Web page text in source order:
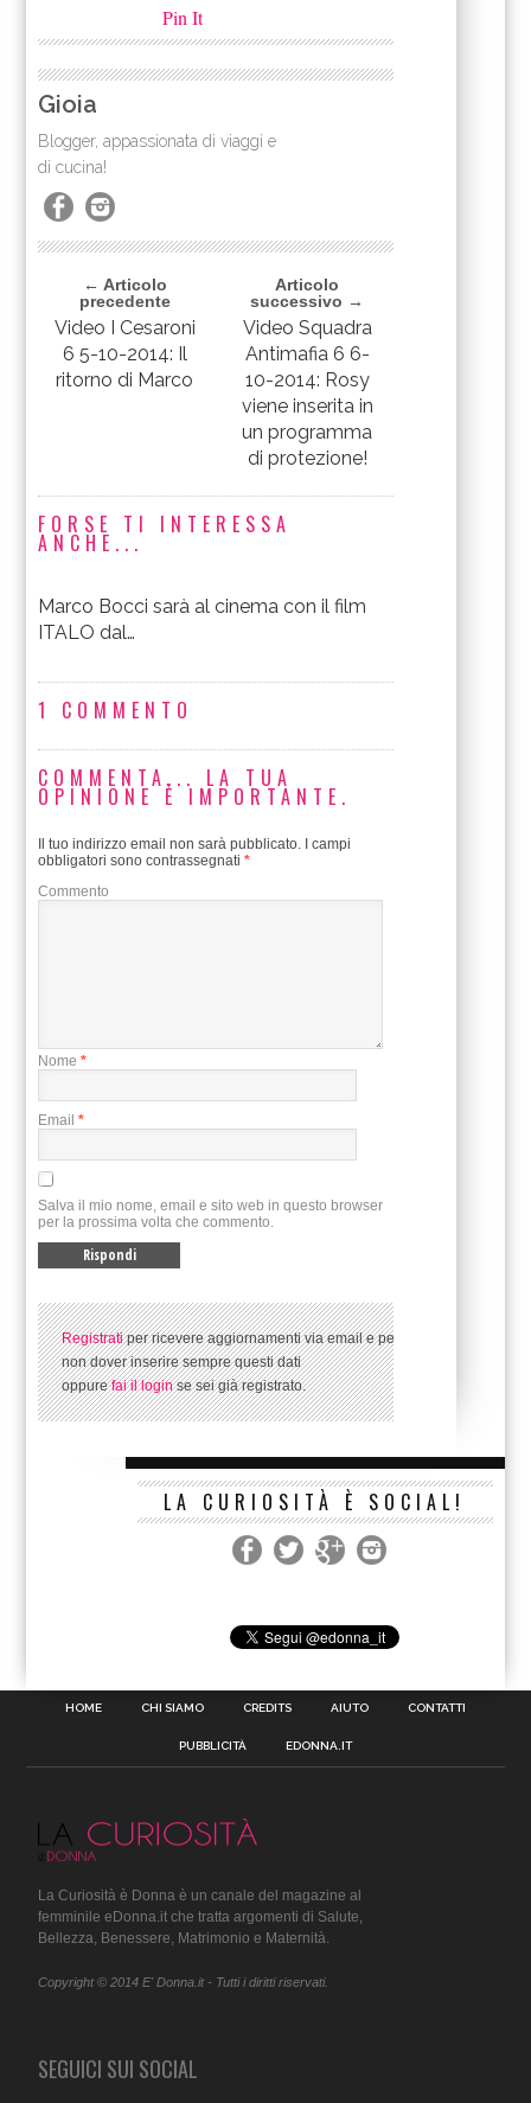
Pin It
Gioia
Blogger, appassionata di viaggi e
di cucina!
← Articolo
precedente
Video I Cesaroni
6 5-10-2014: Il
ritorno di Marco
Articolo
successivo →
Video Squadra
Antimafia 6 6-
10-2014: Rosy
viene inserita in
un programma
di protezione!
FORSE TI INTERESSA
ANCHE...
Marco Bocci sarà al cinema con il film
ITALO dal…
1 COMMENTO
COMMENTA... LA TUA
OPINIONE È IMPORTANTE.
Il tuo indirizzo email non sarà pubblicato. I campi
obbligatori sono contrassegnati*
Commento
Nome *
Email *
Salva il mio nome, email e sito web in questo browser
per la prossima volta che commento.
Registratiper ricevere aggiornamenti via email e per
non dover inserire sempre questi dati
oppurefai il loginse sei già registrato.
LA CURIOSITÀ È SOCIAL!
HOME CHI SIAMO CREDITS AIUTO CONTATTI
PUBBLICITÀ EDONNA.IT
La Curiosità è Donna è un canale del magazine al
femminile eDonna.it che tratta argomenti di Salute,
Bellezza, Benessere, Matrimonio e Maternità.
Copyright © 2014 E' Donna.it - Tutti i diritti riservati.
SEGUICI SUI SOCIAL